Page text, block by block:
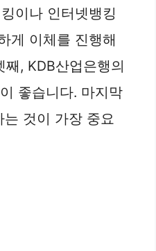
이나 인터넷뱅킹
게 이체를 진행해
, KDB산업은행의
좋습니다. 마지막
것이 가장 중요